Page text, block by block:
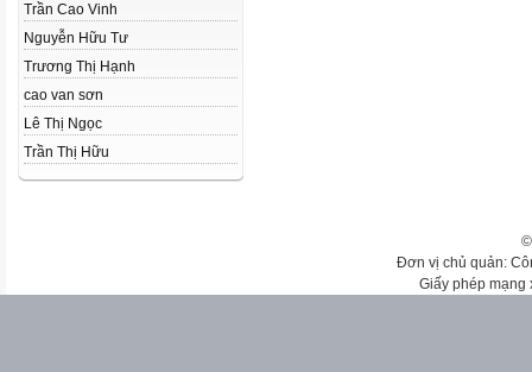
Trần Cao Vinh
Nguyễn Hữu Tư
Trương Thị Hạnh
cao van sơn
Lê Thị Ngọc
Trần Thị Hữu
Đơn vị chủ quản:
Giấy phép mạng